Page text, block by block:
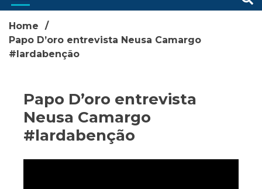
Home
Papo D’oro entrevista Neusa Camargo
#lardabenção
Papo D’oro entrevista
Neusa Camargo
#lardabenção